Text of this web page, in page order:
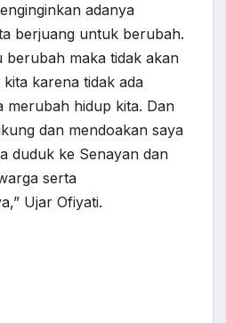
adanya
berjuang untuk berubah.
berubah maka tidak akan
karena tidak ada
merubah hidup kita. Dan
dan mendoakan saya
duduk ke Senayan dan
serta
Ujar Ofiyati.